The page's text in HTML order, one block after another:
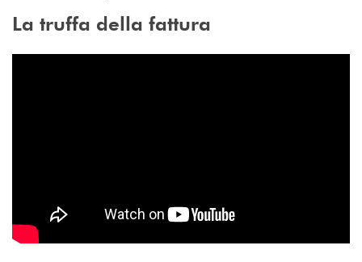
La truffa della fattura